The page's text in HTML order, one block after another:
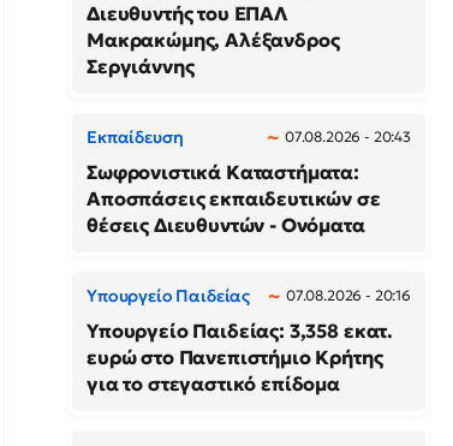
Διευθυντής του ΕΠΑΛ
Μακρακώμης, Αλέξανδρος
Σεργιάννης
Εκπαίδευση 07.08.2026 - 20:43
Σωφρονιστικά Καταστήματα:
Αποσπάσεις εκπαιδευτικών σε
θέσεις Διευθυντών - Ονόματα
Υπουργείο Παιδείας 07.08.2026 - 20:16
Υπουργείο Παιδείας: 3,358 εκατ.
ευρώ στο Πανεπιστήμιο Κρήτης
για το στεγαστικό επίδομα